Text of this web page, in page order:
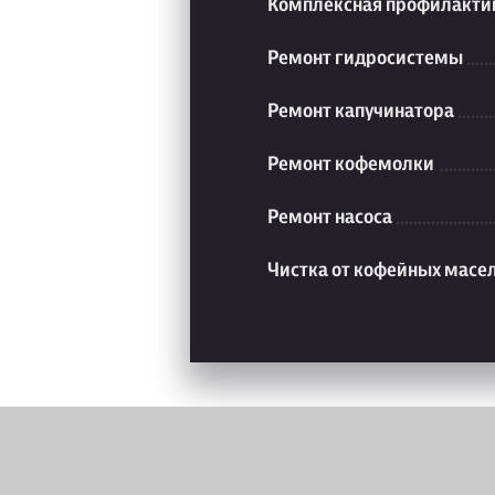
Комплексная
Ремонт гидросистемы
Ремонт капучинатора
Ремонт кофемолки
Ремонт насоса
Чистка от кофейных